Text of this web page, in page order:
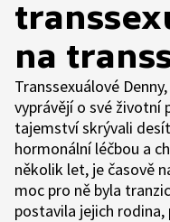
na
Transsexuálové
vyprávějí o své životní
tajemství skrývali
hormonální léčbou a
několik let, je časově
moc pro ně byla
postavila jejich